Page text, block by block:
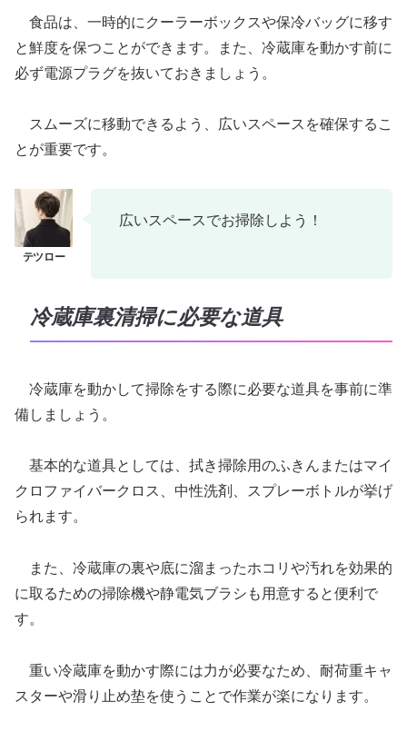
食品は、一時的にクーラーボックスや保冷バッグに移す
と鮮度を保つことができます。また、冷蔵庫を動かす前に
必ず電源プラグを抜いておきましょう。
スムーズに移動できるよう、広いスペースを確保するこ
とが重要です。
広いスペースでお掃除しよう！
冷蔵庫裏清掃に必要な道具
冷蔵庫を動かして掃除をする際に必要な道具を事前に準
備しましょう。
基本的な道具としては、拭き掃除用のふきんまたはマイ
クロファイバークロス、中性洗剤、スプレーボトルが挙げ
られます。
また、冷蔵庫の裏や底に溜まったホコリや汚れを効果的
に取るための掃除機や静電気ブラシも用意すると便利で
す。
重い冷蔵庫を動かす際には力が必要なため、耐荷重キャ
スターや滑り止め垫を使うことで作業が楽になります。